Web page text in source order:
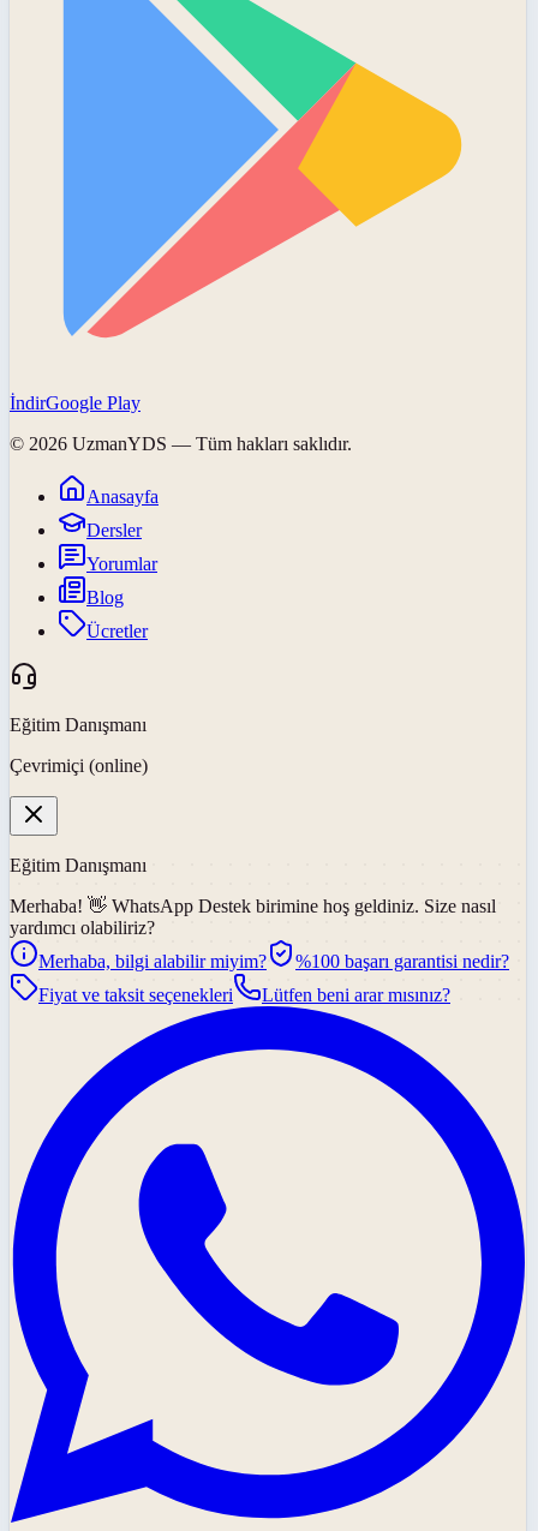
İndirGoogle Play
© 2026 UzmanYDS — Tüm hakları saklıdır.
Anasayfa
Dersler
Yorumlar
Blog
Ücretler
Eğitim Danışmanı
Çevrimiçi (online)
Eğitim Danışmanı
Merhaba! 👋 WhatsApp Destek birimine hoş geldiniz. Size nasıl
yardımcı olabiliriz?
Merhaba, bilgi alabilir miyim?
%100 başarı garantisi nedir?
Fiyat ve taksit seçenekleri
Lütfen beni arar mısınız?